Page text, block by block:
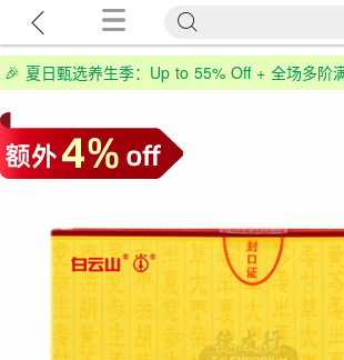
🎉 夏日甄选养生季：Up to 55% Off + 全场多阶